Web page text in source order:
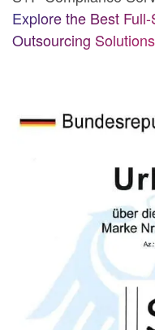
Explore the Best
Outsourcing Solutions